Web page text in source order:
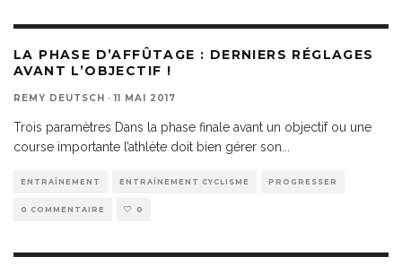
LA PHASE D’AFFÛTAGE : DERNIERS RÉGLAGES
AVANT L’OBJECTIF !
REMY DEUTSCH · 11 MAI 2017
Trois paramètres Dans la phase finale avant un objectif ou une
course importante l’athlète doit bien gérer son...
ENTRAÎNEMENT ENTRAÎNEMENT CYCLISME PROGRESSER
0 COMMENTAIRE 0